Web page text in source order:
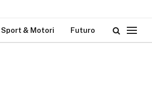
Sport & Motori Futuro